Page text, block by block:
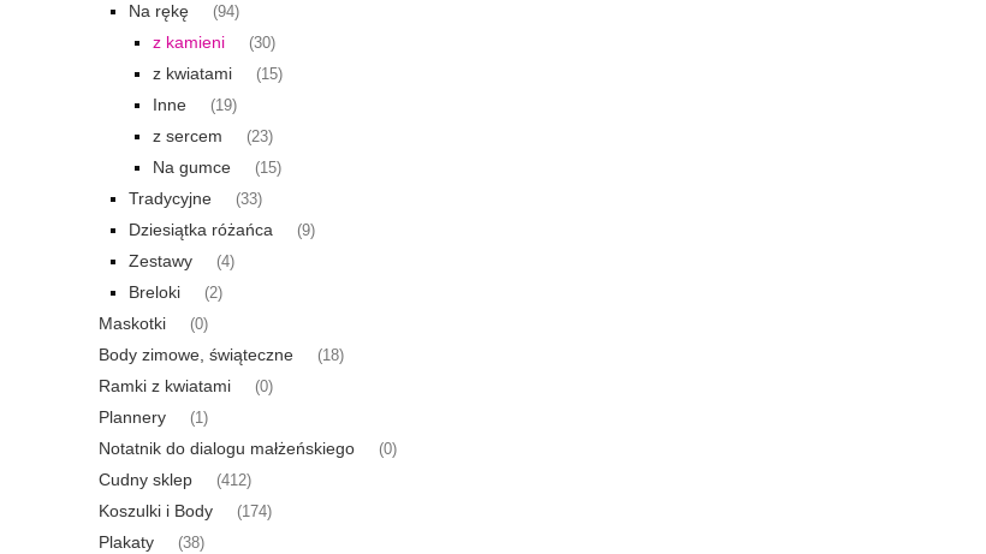
Na rękę (94)
z kamieni (30)
z kwiatami (15)
Inne (19)
z sercem (23)
Na gumce (15)
Tradycyjne (33)
Dziesiątka różańca (9)
Zestawy (4)
Breloki (2)
Maskotki (0)
Body zimowe, świąteczne (18)
Ramki z kwiatami (0)
Plannery (1)
Notatnik do dialogu małżeńskiego (0)
Cudny sklep (412)
Koszulki i Body (174)
Plakaty (38)